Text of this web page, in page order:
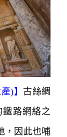
)】 古絲綢
路網絡之
，因此也哺